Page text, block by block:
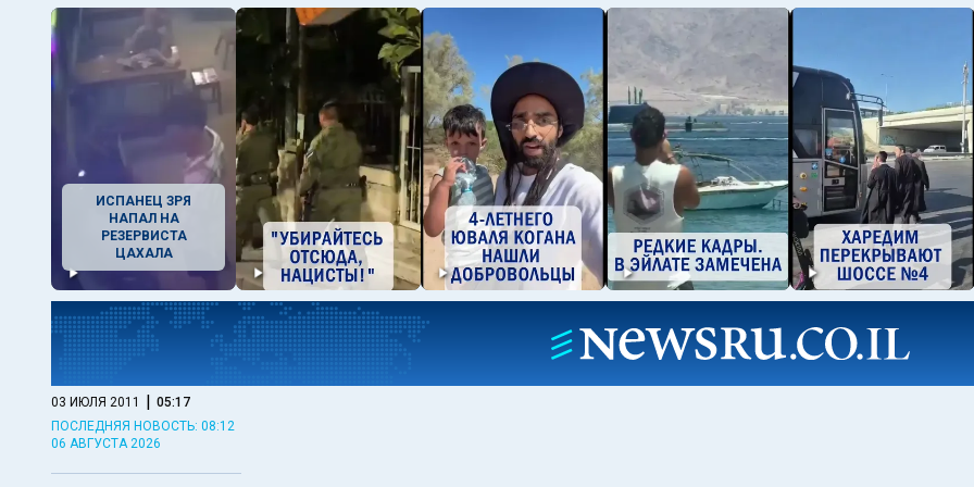
ИСПАНЕЦ ЗРЯ
НАПАЛ НА
РЕЗЕРВИСТА
ЦАХАЛА
03 ИЮЛЯ 2011 | 05:17
ПОСЛЕДНЯЯ НОВОСТЬ: 08:12
06 АВГУСТА 2026